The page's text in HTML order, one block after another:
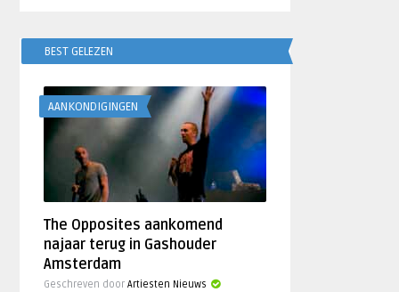
BEST GELEZEN
AANKONDIGINGEN
The Opposites aankomend
najaar terug in Gashouder
Amsterdam
Geschreven doorArtiesten Nieuws